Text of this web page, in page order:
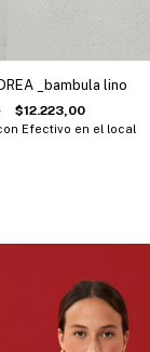
_bambula lino
$12.223,00
Efectivo en el local